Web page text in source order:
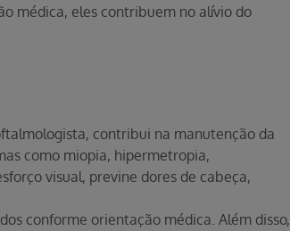
médica, eles contribuem no alívio do
contribui na manutenção da
como miopia, hipermetropia,
visual, previne dores de cabeça,
conforme orientação médica. Além disso,